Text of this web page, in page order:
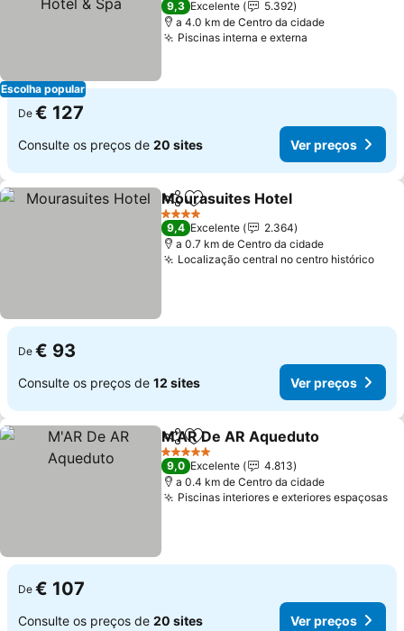
Escolha popular
9,3 Excelente
5.392
a 4.0 km de Centro da cidade
Piscinas interna e externa
De € 127
Consulte os preços de 20 sites Ver preços
PartilharAdicionar aos favoritos
Mourasuites Hotel
4 Estrelas
9,4 Excelente
2.364
a 0.7 km de Centro da cidade
Localização central no centro histórico
De € 93
Consulte os preços de 12 sites Ver preços
PartilharAdicionar aos favoritos
M'AR De AR Aqueduto
5 Estrelas
9,0 Excelente
4.813
a 0.4 km de Centro da cidade
Piscinas interiores e exteriores espaçosas
De € 107
Consulte os preços de 20 sites Ver preços